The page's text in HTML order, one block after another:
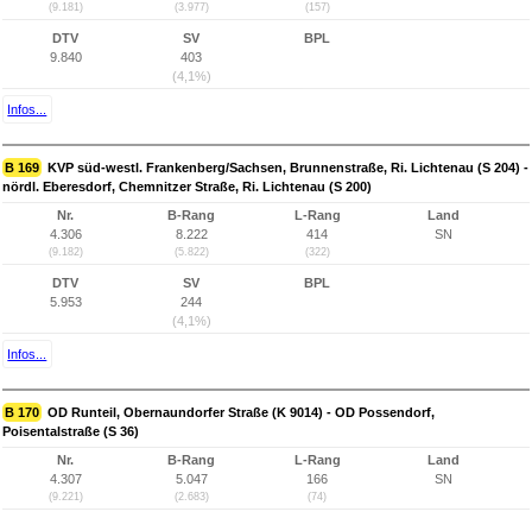
(9.181) (3.977) (157)
DTV
9.840
SV
403
(4,1%)
BPL
Infos...
B 169 KVP süd-westl. Frankenberg/Sachsen, Brunnenstraße, Ri. Lichtenau (S 204) -
nördl. Eberesdorf, Chemnitzer Straße, Ri. Lichtenau (S 200)
Nr.
4.306
(9.182)
B-Rang
8.222
(5.822)
L-Rang
414
(322)
Land
SN
DTV
5.953
SV
244
(4,1%)
BPL
Infos...
B 170 OD Runteil, Obernaundorfer Straße (K 9014) - OD Possendorf,
Poisentalstraße (S 36)
Nr.
4.307
(9.221)
B-Rang
5.047
(2.683)
L-Rang
166
(74)
Land
SN